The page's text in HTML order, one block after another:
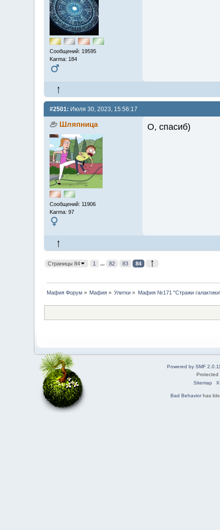
Сообщений: 19595
Karma: 184
#2501: Июля 30, 2023, 15:56:17
Шляпница
Сообщений: 11906
Karma: 97
О, спасиб)
Страницы 84 1 ... 82 83 84
Мафия Форум » Мафия » Улитки » Мафия №171 "Стражи
Powered by SMF
Sitemap
Bad Behaviorhas